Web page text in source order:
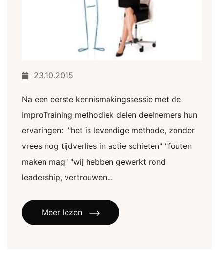
23.10.2015
Na een eerste kennismakingssessie met de
ImproTraining methodiek delen deelnemers hun
ervaringen: "het is levendige methode, zonder
vrees nog tijdverlies in actie schieten" "fouten
maken mag" "wij hebben gewerkt rond
leadership, vertrouwen...
Meer lezen